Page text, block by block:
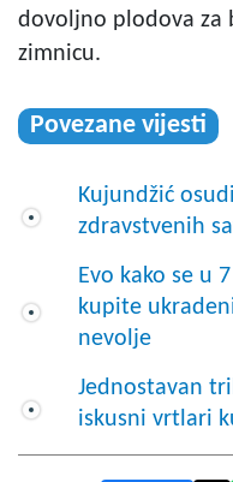
dovoljno plodova za
zimnicu.
Povezane vijesti
Kujundžić
zdravstvenih
Evo kako se u
kupite
nevolje
Jednostavan
iskusni vrtlari